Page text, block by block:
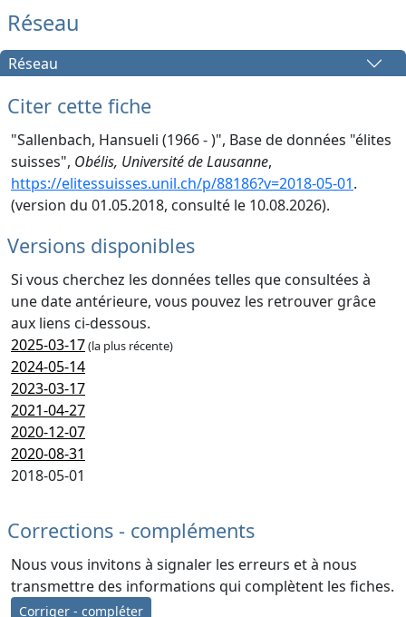
Réseau
Réseau
Citer cette fiche
"Sallenbach, Hansueli (1966 - )", Base de données "élites
suisses", Obélis, Université de Lausanne,
https://elitessuisses.unil.ch/p/88186?v=2018-05-01.
(version du 01.05.2018, consulté le 10.08.2026).
Versions disponibles
Si vous cherchez les données telles que consultées à
une date antérieure, vous pouvez les retrouver grâce
aux liens ci-dessous.
2025-03-17(la plus récente)
2024-05-14
2023-03-17
2021-04-27
2020-12-07
2020-08-31
2018-05-01
Corrections - compléments
Nous vous invitons à signaler les erreurs et à nous
transmettre des informations qui complètent les fiches.
Corriger - compléter